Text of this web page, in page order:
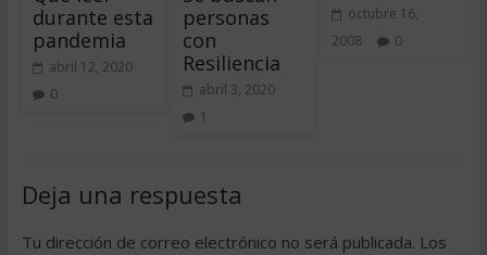
durante esta
pandemia
abril 12, 2020
0
personas
con
Resiliencia
abril 3, 2020
1
octubre 16,
2008
0
Deja una respuesta
Tu dirección de correo electrónico no será publicada. Los